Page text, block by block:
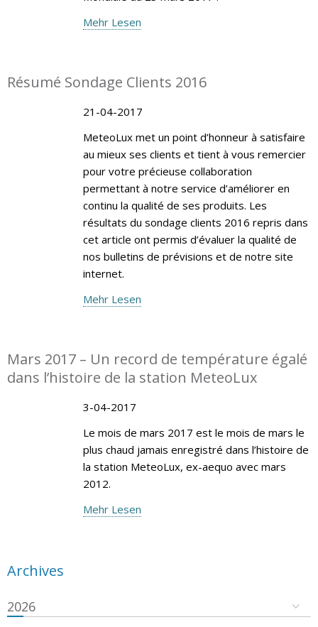
Mehr Lesen
Résumé Sondage Clients 2016
21-04-2017
MeteoLux met un point d’honneur à satisfaire
au mieux ses clients et tient à vous remercier
pour votre précieuse collaboration
permettant à notre service d’améliorer en
continu la qualité de ses produits. Les
résultats du sondage clients 2016 repris dans
cet article ont permis d’évaluer la qualité de
nos bulletins de prévisions et de notre site
internet.
Mehr Lesen
Mars 2017 – Un record de température égalé
dans l’histoire de la station MeteoLux
3-04-2017
Le mois de mars 2017 est le mois de mars le
plus chaud jamais enregistré dans l’histoire de
la station MeteoLux, ex-aequo avec mars
2012.
Mehr Lesen
Archives
2026